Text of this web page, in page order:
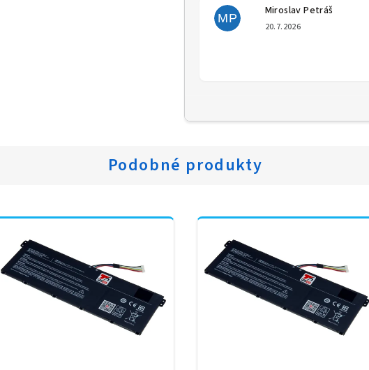
MP
Miroslav Petráš
20.7.2026
Podobné produkty